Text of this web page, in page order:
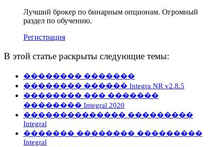
Лучший брокер по бинарным опционам. Огромный
раздел по обучению.
Регистрация
В этой статье раскрыты следующие темы:
�������� �������
�������� ������ Integra NR v2.8.5
�������� ��� �������
�������� Integral 2020
�������������� ���������
Integral
������� �������� ���������
Integral